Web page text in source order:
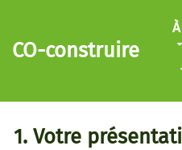
Aller au contenu principal
CO-construire
1. Votre